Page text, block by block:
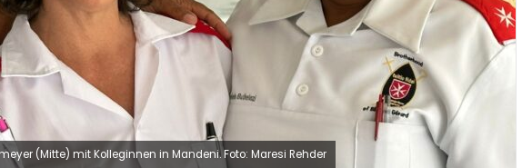
(Mitte) mit Kolleginnen in Mandeni. Foto: Maresi Rehder